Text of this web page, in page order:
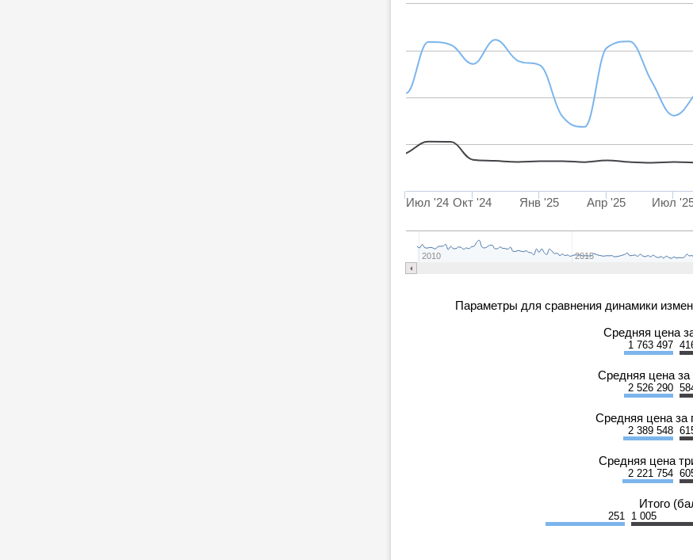
Июл '24 Окт '24 Янв '25 Апр '25 Июл
2010 2015
Параметры для сравнения динамики
Средняя цена
1 763 497
Средняя цена за
2 526 290
Средняя цена за
2 389 548
Средняя цена
2 221 754
Итого
251 1 005